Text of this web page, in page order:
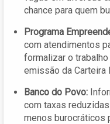
chance para quem
Programa
com atendimentos
formalizar o
emissão da Carteira
Banco do Povo:
com taxas
menos burocráticos